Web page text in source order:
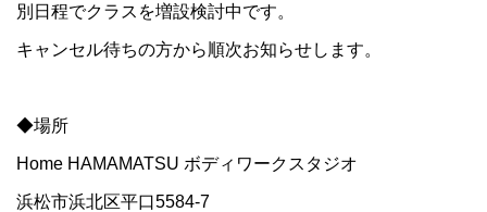
別日程でクラスを増設検討中です。
キャンセル待ちの方から順次お知らせします。
◆場所
Home HAMAMATSU ボディワークスタジオ
浜松市浜北区平口5584-7